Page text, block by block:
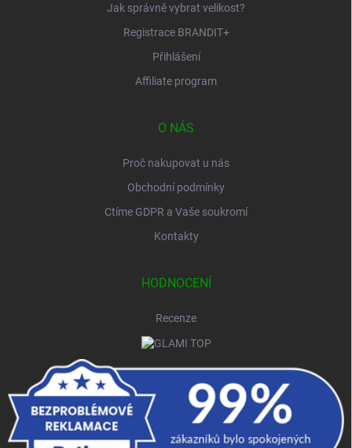
Jak správně vybrat velikost?
Registrace BRANDIT+
Přihlášení
Affiliate program
O NÁS
Proč nakupovat u nás
Obchodní podmínky
Ctíme GDPR a Vaše soukromí
Kontakty
HODNOCENÍ
Recenze